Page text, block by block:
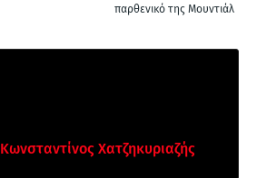
παρθενικό της Μουντιάλ
Κωνσταντίνος Χατζηκυριαζής